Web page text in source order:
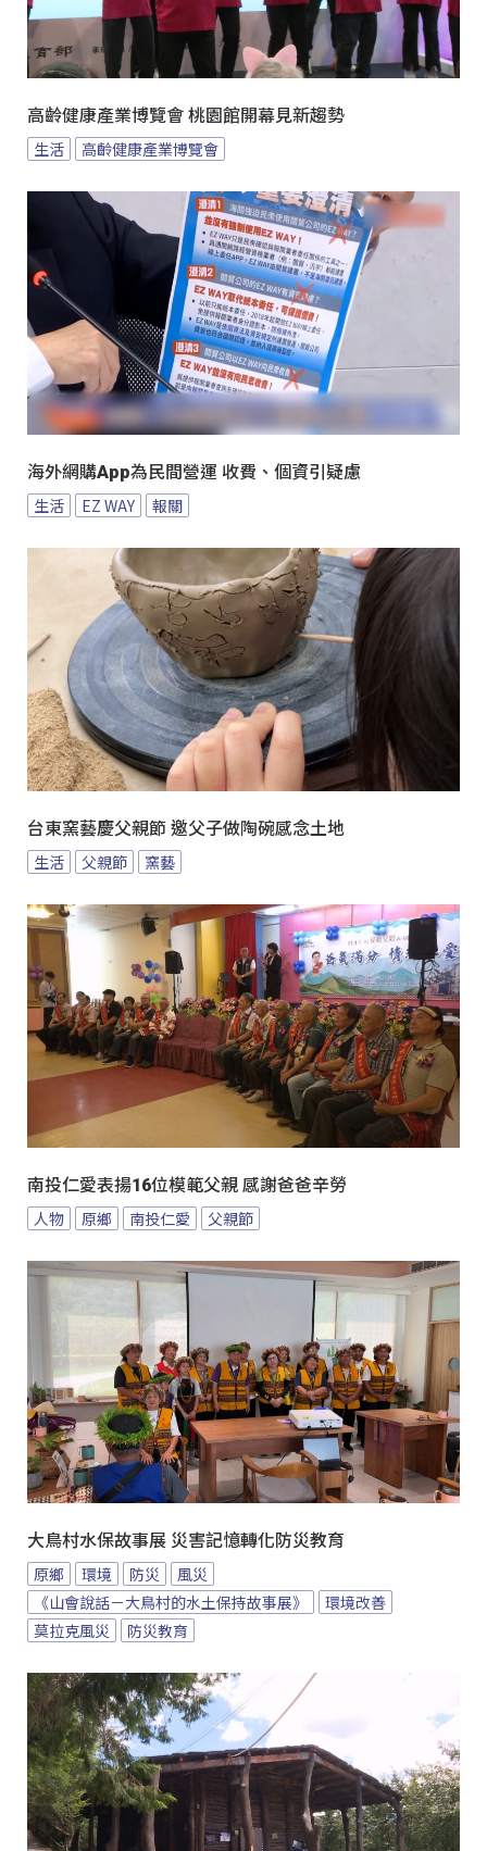
高齡健康產業博覽會 桃園館開幕見新趨勢
生活 高齡健康產業博覽會
海外網購App為民間營運 收費、個資引疑慮
生活 EZ WAY 報關
台東窯藝慶父親節 邀父子做陶碗感念土地
生活 父親節 窯藝
南投仁愛表揚16位模範父親 感謝爸爸辛勞
人物 原鄉 南投仁愛 父親節
大鳥村水保故事展 災害記憶轉化防災教育
原鄉 環境 防災
風災
《山會說話－大鳥村的水土保持故事展》
環境改善
莫拉克風災
防災教育